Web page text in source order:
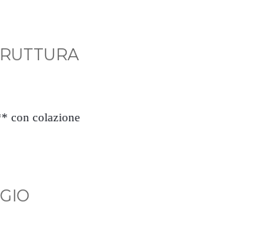
con colazione